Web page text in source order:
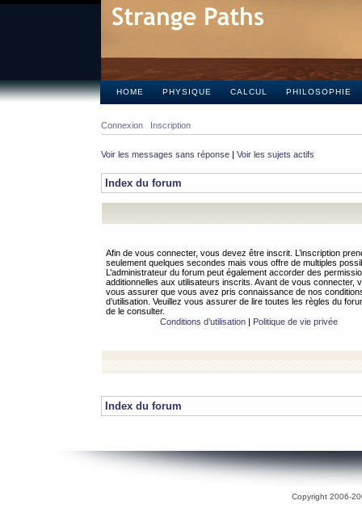
HOME PHYSIQUE CALCUL PHILOSOPHIE
Connexion Inscription
Voir les messages sans réponse | Voir les sujets actifs
Index du forum
Afin de vous connecter, vous devez être inscrit. L’inscription
seulement quelques secondes mais vous offre de multiples
L’administrateur du forum peut également accorder des
additionnelles aux utilisateurs inscrits. Avant de vous connecter,
vous assurer que vous avez pris connaissance de nos
d’utilisation. Veuillez vous assurer de lire toutes les règles du
de le consulter.
Conditions d’utilisation| Politique de vie privée
Index du forum
Copyright 2006-